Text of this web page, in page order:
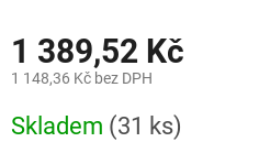
1 389,52 Kč
1 148,36 Kč bez DPH
cena:
Skladem (31 ks)